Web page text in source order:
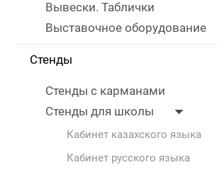
Вывески. Таблички
Выставочное оборудование
Стенды
Стенды с карманами
Стенды для школы
Кабинет казахского языка
Кабинет русского языка